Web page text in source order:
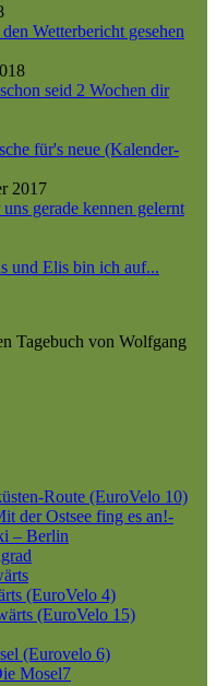
Wetterbericht gesehen
seid 2 Wochen dir
für's neue (Kalender-
2017
gerade kennen gelernt
und Elis bin ich auf...
Tagebuch von Wolfgang
Route (EuroVelo 10)
der Ostsee fing es an!-
– Berlin
(EuroVelo 4)
(EuroVelo 15)
(Eurovelo 6)
Mosel7